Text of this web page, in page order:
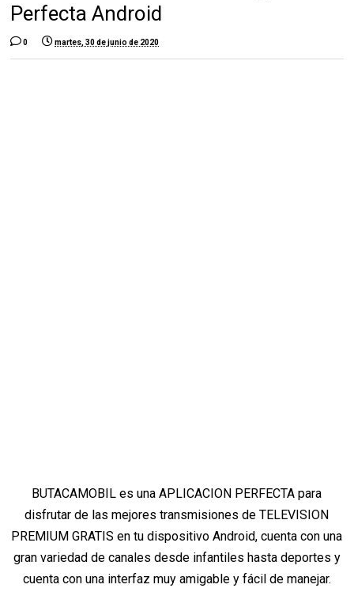
Perfecta Android
0 martes, 30 de junio de 2020
BUTACAMOBIL es una APLICACION PERFECTA para
disfrutar de las mejores transmisiones de TELEVISION
PREMIUM GRATIS en tu dispositivo Android, cuenta con una
gran variedad de canales desde infantiles hasta deportes y
cuenta con una interfaz muy amigable y fácil de manejar.